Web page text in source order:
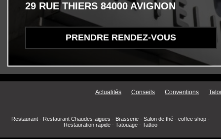
29 RUE THIERS 84000 AVIGNON
PRENDRE RENDEZ-VOUS
Menu secondaire
Actualités Conseils Conventions
Restaurant - Restaurant Chaudes-aigues - Brasserie - Salon de thé - coffee shop -
Restauration rapide - Tatouage - Tattoo